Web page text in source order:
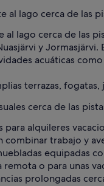
al lago cerca de las
al lago cerca de las
y
acuáticas
terrazas,
cerca de las
alquileres
trabajo y
equipadas
o para unas
prolongadas